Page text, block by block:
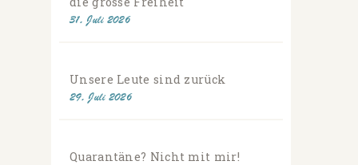
31. Juli 2026
Unsere Leute sind zurück
29. Juli 2026
Quarantäne? Nicht mit mir!